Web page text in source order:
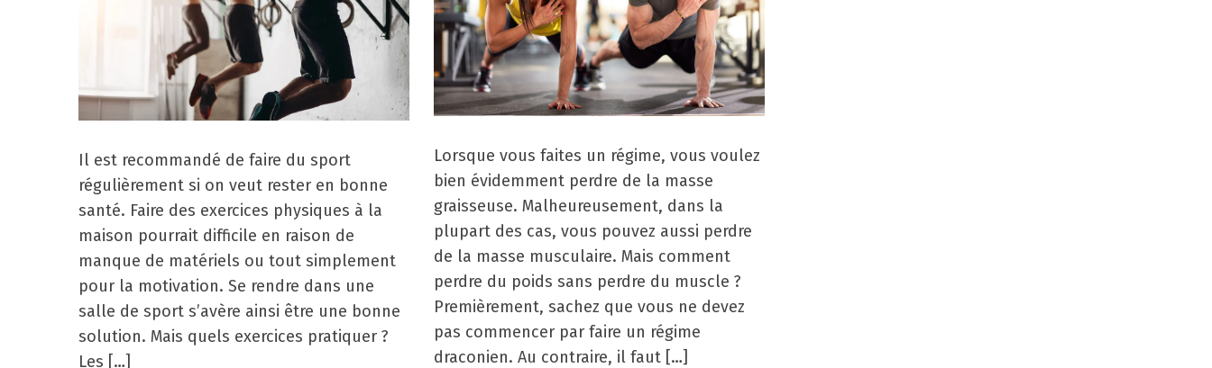
Il est recommandé de faire du sport
régulièrement si on veut rester en bonne
santé. Faire des exercices physiques à la
maison pourrait difficile en raison de
manque de matériels ou tout simplement
pour la motivation. Se rendre dans une
salle de sport s’avère ainsi être une bonne
solution. Mais quels exercices pratiquer ?
Les […]
Lorsque vous faites un régime, vous voulez
bien évidemment perdre de la masse
graisseuse. Malheureusement, dans la
plupart des cas, vous pouvez aussi perdre
de la masse musculaire. Mais comment
perdre du poids sans perdre du muscle ?
Premièrement, sachez que vous ne devez
pas commencer par faire un régime
draconien. Au contraire, il faut […]